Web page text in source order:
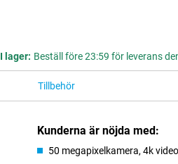
I lager: Beställ före 23:59 för leverans
Tillbehör
Kunderna är nöjda med:
50 megapixelkamera, 4k